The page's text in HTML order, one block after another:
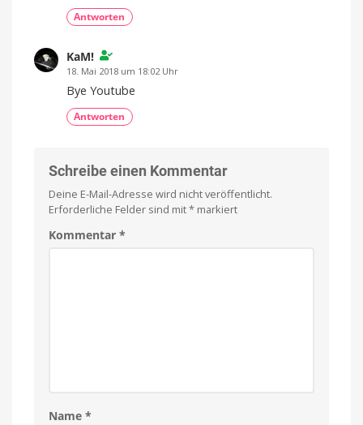
Antworten
KaM!
18. Mai 2018 um 18:02 Uhr
Bye Youtube
Antworten
Schreibe einen Kommentar
Deine E-Mail-Adresse wird nicht veröffentlicht.
Erforderliche Felder sind mit* markiert
Kommentar *
Name *